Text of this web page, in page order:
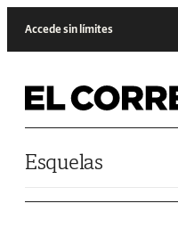
Accede sin límites
Esquelas